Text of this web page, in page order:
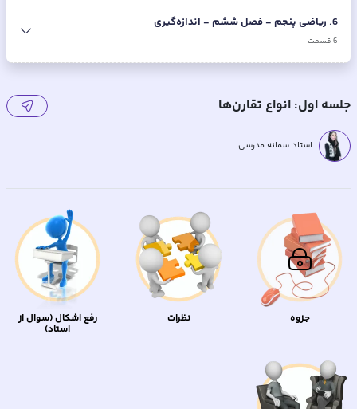
6
. ریاضی پنجم - فصل ششم - اندازه‌گیری
6قسمت
جلسه اول: انواع تقارن‌ها
استاد سمانه مدرسی
جزوه نظرات رفع اشکال (سوال از
استاد)